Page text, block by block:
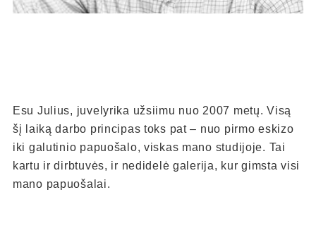
Esu Julius, juvelyrika užsiimu nuo 2007 metų. Visą
šį laiką darbo principas toks pat – nuo pirmo eskizo
iki galutinio papuošalo, viskas mano studijoje. Tai
kartu ir dirbtuvės, ir nedidelė galerija, kur gimsta visi
mano papuošalai.